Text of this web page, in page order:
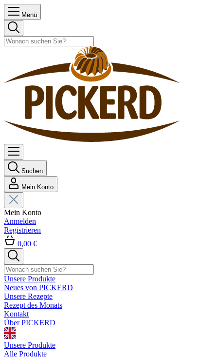
Menü
Suchen
Mein Konto
Mein Konto
Anmelden
Registrieren
0,00 €
Unsere Produkte
Neues von PICKERD
Unsere Rezepte
Rezept des Monats
Kontakt
Über PICKERD
Unsere Produkte
Alle Produkte